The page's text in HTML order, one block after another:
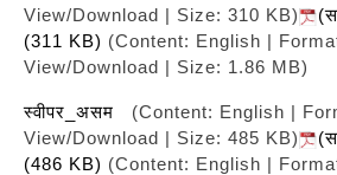
View/Download | Size: 310 KB)
(311 KB) (Content: English |
View/Download | Size: 1.86 MB)
स्वीपर_असम
(Content: English |
View/Download | Size: 485 KB)
(486 KB) (Content: English |